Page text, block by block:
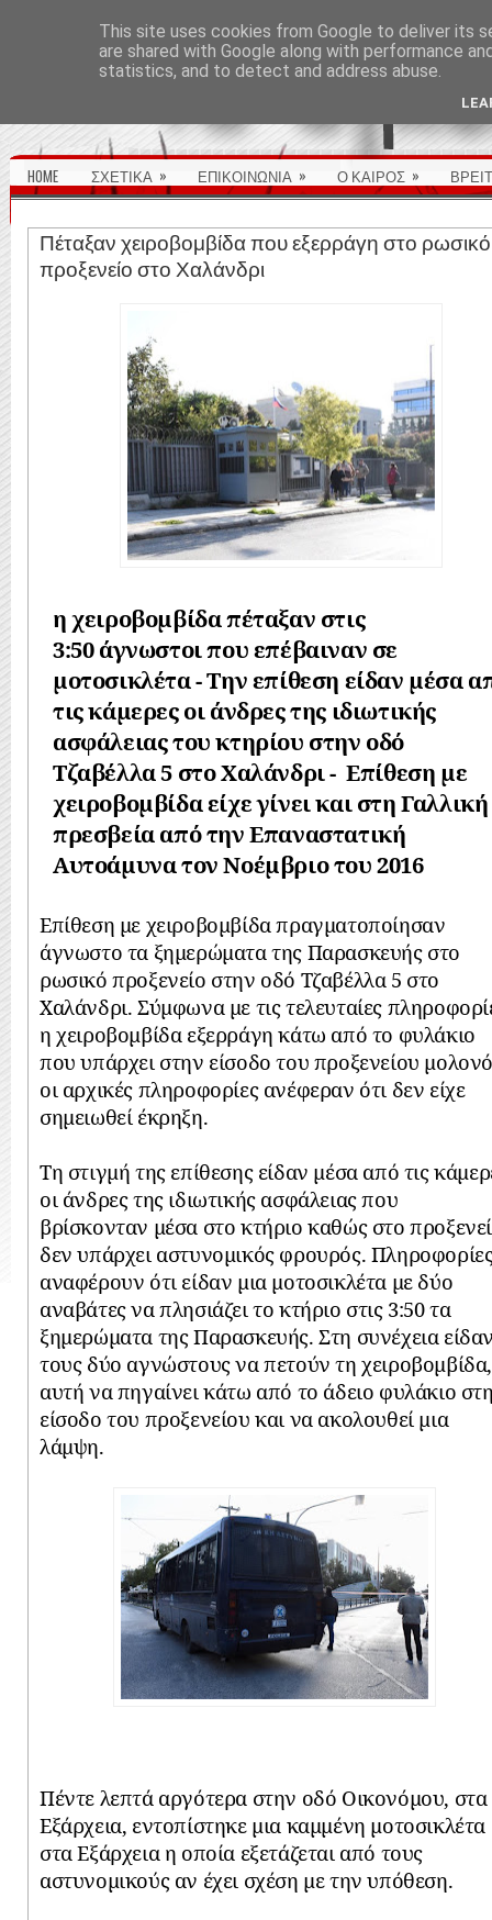
HOME ΣΧΕΤΙΚΑ » ΕΠΙΚΟΙΝΩΝΙΑ » Ο ΚΑΙΡΟΣ »
Πέταξαν χειροβομβίδα που εξερράγη στο ρωσικό
προξενείο στο Χαλάνδρι
η χειροβομβίδα πέταξαν στις
3:50 άγνωστοι που επέβαιναν σε
μοτοσικλέτα - Την επίθεση είδαν μέσα
τις κάμερες οι άνδρες της ιδιωτικής
ασφάλειας του κτηρίου στην οδό
Τζαβέλλα 5 στο Χαλάνδρι - Επίθεση με
χειροβομβίδα είχε γίνει και στη Γαλλική
πρεσβεία από την Επαναστατική
Αυτοάμυνα τον Νοέμβριο του 2016
Επίθεση με χειροβομβίδα πραγματοποίησαν
άγνωστο τα ξημερώματα της Παρασκευής στο
ρωσικό προξενείο στην οδό Τζαβέλλα 5 στο
Χαλάνδρι. Σύμφωνα με τις τελευταίες
η χειροβομβίδα εξερράγη κάτω από το φυλάκιο
που υπάρχει στην είσοδο του προξενείου
οι αρχικές πληροφορίες ανέφεραν ότι δεν είχε
σημειωθεί έκρηξη.
Τη στιγμή της επίθεσης είδαν μέσα από τις
οι άνδρες της ιδιωτικής ασφάλειας που
βρίσκονταν μέσα στο κτήριο καθώς στο
δεν υπάρχει αστυνομικός φρουρός.
αναφέρουν ότι είδαν μια μοτοσικλέτα με δύο
αναβάτες να πλησιάζει το κτήριο στις 3:50 τα
ξημερώματα της Παρασκευής. Στη συνέχεια
τους δύο αγνώστους να πετούν τη χειροβομβίδα,
αυτή να πηγαίνει κάτω από το άδειο φυλάκιο
είσοδο του προξενείου και να ακολουθεί μια
λάμψη.
Πέντε λεπτά αργότερα στην οδό Οικονόμου, στα
Εξάρχεια, εντοπίστηκε μια καμμένη μοτοσικλέτα
στα Εξάρχεια η οποία εξετάζεται από τους
αστυνομικούς αν έχει σχέση με την υπόθεση.
This site uses cookies from Google to deliver its
are shared with Google along with performance
statistics, and to detect and address abuse.